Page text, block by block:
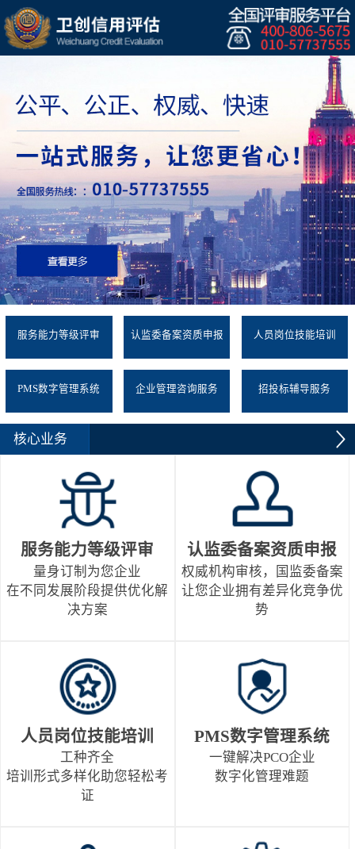
服务能力等级评审 认监委备案资质申报 人员岗位技能培训
PMS数字管理系统 企业管理咨询服务 招投标辅导服务
核心业务
服务能力等级评审
量身订制为您企业
在不同发展阶段提供优化解
决方案
认监委备案资质申报
权威机构审核，国监委备案
让您企业拥有差异化竞争优
势
人员岗位技能培训
工种齐全
培训形式多样化助您轻松考
证
PMS数字管理系统
一键解决PCO企业
数字化管理难题